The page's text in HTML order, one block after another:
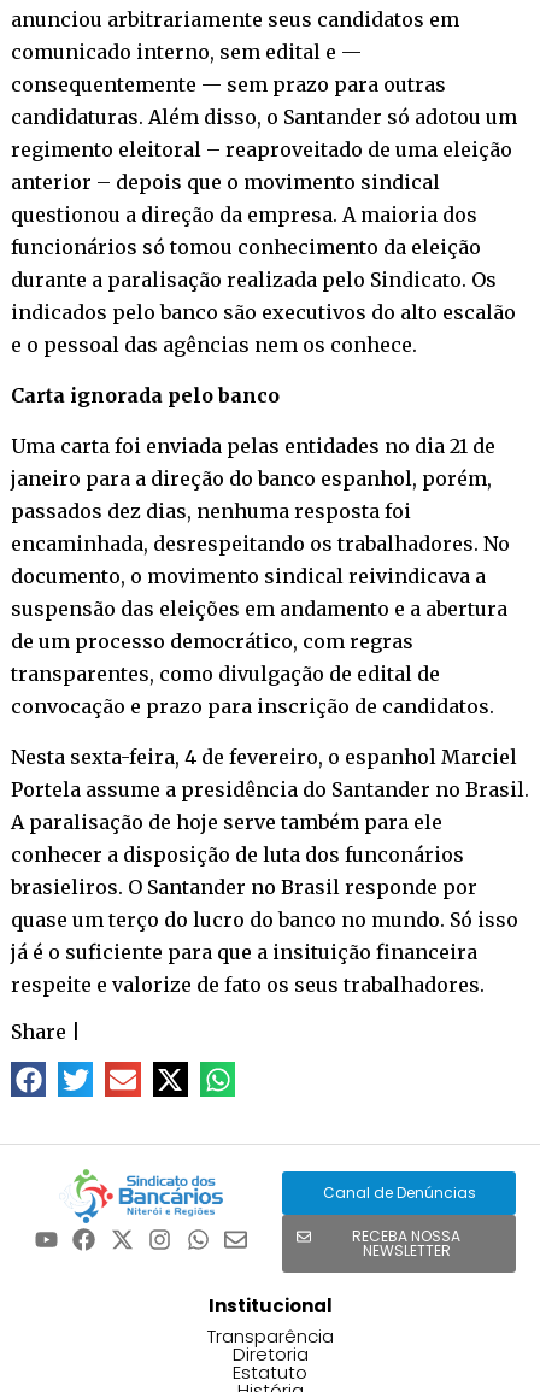
anunciou arbitrariamente seus candidatos em
comunicado interno, sem edital e —
consequentemente — sem prazo para outras
candidaturas. Além disso, o Santander só adotou um
regimento eleitoral – reaproveitado de uma eleição
anterior – depois que o movimento sindical
questionou a direção da empresa. A maioria dos
funcionários só tomou conhecimento da eleição
durante a paralisação realizada pelo Sindicato. Os
indicados pelo banco são executivos do alto escalão
e o pessoal das agências nem os conhece.
Carta ignorada pelo banco
Uma carta foi enviada pelas entidades no dia 21 de
janeiro para a direção do banco espanhol, porém,
passados dez dias, nenhuma resposta foi
encaminhada, desrespeitando os trabalhadores. No
documento, o movimento sindical reivindicava a
suspensão das eleições em andamento e a abertura
de um processo democrático, com regras
transparentes, como divulgação de edital de
convocação e prazo para inscrição de candidatos.
Nesta sexta-feira, 4 de fevereiro, o espanhol Marciel
Portela assume a presidência do Santander no Brasil.
A paralisação de hoje serve também para ele
conhecer a disposição de luta dos funconários
brasieliros. O Santander no Brasil responde por
quase um terço do lucro do banco no mundo. Só isso
já é o suficiente para que a insituição financeira
respeite e valorize de fato os seus trabalhadores.
Share
Canal de Denúncias
RECEBA NOSSA
NEWSLETTER
Institucional
Transparência
Diretoria
Estatuto